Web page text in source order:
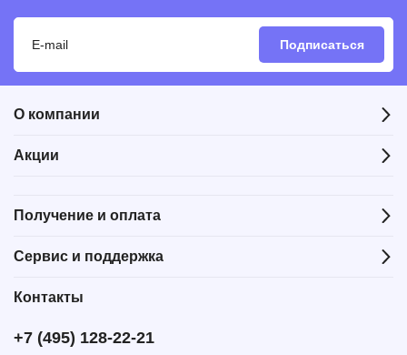
Подписаться
О компании
Акции
Получение и оплата
Сервис и поддержка
Контакты
+7 (495) 128-22-21